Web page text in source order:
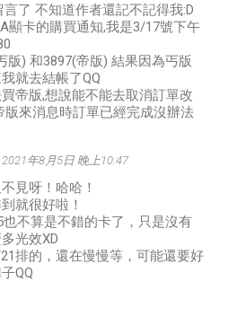
了 不知道作者還記不記得我:D
顯卡的購買通知,我是3/17號下午
版) 和3897(帝版) 結果因為丐版
就去結帳了QQ
帝版,想說能不能去取消訂單改
版來消息時訂單已經完成沒辦法
2021年8月5日 晚上10:47
見呀！哈哈！
就很好啦！
也不算是不錯的卡了，只是沒有
光效XD
排的，還在慢慢等，可能還要好
QQ